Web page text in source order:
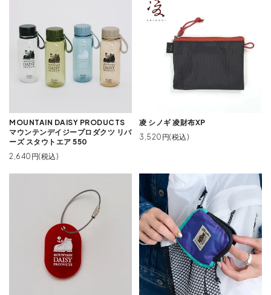
MOUNTAIN DAISY PRODUCTS
マウンテンデイジープロダクツ リバ
ーズ スタウトエア 550
2,640円(税込)
凌 シノギ 凌財布XP
3,520円(税込)